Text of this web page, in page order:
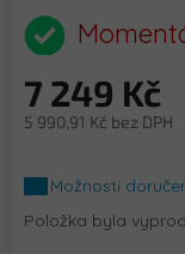
produktu
je
z
5
7 249 Kč
5 990,91 Kč bez DPH
cena:Možnosti
Položka byla